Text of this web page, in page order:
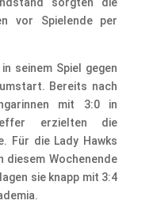
vor Spielende per
seinem Spiel gegen
Bereits nach
mit 3:0 in
erzielten die
Für die Lady Hawks
diesem Wochenende
sie knapp mit 3:4